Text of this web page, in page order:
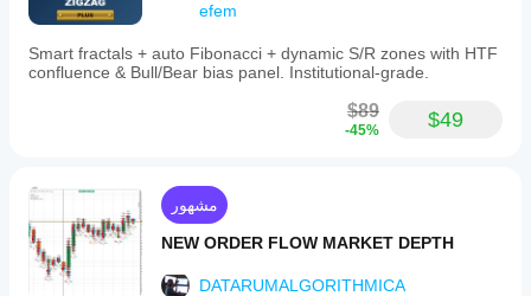
efem
Smart fractals + auto Fibonacci + dynamic S/R zones with HTF
confluence & Bull/Bear bias panel. Institutional-grade.
$89
-45% $49
مشهور
NEW ORDER FLOW MARKET DEPTH
DATARUMALGORITHMICA